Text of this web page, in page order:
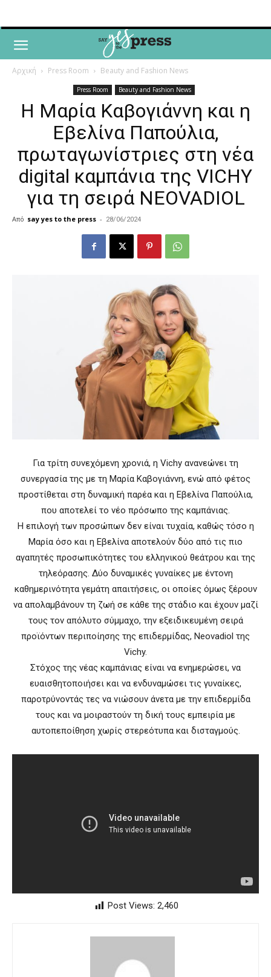
Αρχική Press Room Beauty and Fashion News
Press Room Beauty and Fashion News
Η Μαρία Καβογιάννη και η
Εβελίνα Παπούλια,
πρωταγωνίστριες στη νέα
digital καμπάνια της VICHY
για τη σειρά NEOVADIOL
Από say yes to the press - 28/06/2024
Για τρίτη συνεχόμενη χρονιά, η Vichy ανανεώνει τη
συνεργασία της με τη Μαρία Καβογιάννη, ενώ από φέτος
προστίθεται στη δυναμική παρέα και η Εβελίνα Παπούλια,
που αποτελεί το νέο πρόσωπο της καμπάνιας.
Η επιλογή των προσώπων δεν είναι τυχαία, καθώς τόσο η
Μαρία όσο και η Εβελίνα αποτελούν δύο από τις πιο
αγαπητές προσωπικότητες του ελληνικού θεάτρου και της
τηλεόρασης. Δύο δυναμικές γυναίκες με έντονη
καθημερινότητα γεμάτη απαιτήσεις, οι οποίες όμως ξέρουν
να απολαμβάνουν τη ζωή σε κάθε της στάδιο και έχουν μαζί
τους τον απόλυτο σύμμαχο, την εξειδικευμένη σειρά
προϊόντων περιποίησης της επιδερμίδας, Neovadiol της
Vichy.
Στόχος της νέας καμπάνιας είναι να ενημερώσει, να
ευαισθητοποιήσει και να ενδυναμώσει τις γυναίκες,
παροτρύνοντάς τες να νιώσουν άνετα με την επιδερμίδα
τους και να μοιραστούν τη δική τους εμπειρία με
αυτοπεποίθηση χωρίς στερεότυπα και δισταγμούς.
Post Views: 2,460